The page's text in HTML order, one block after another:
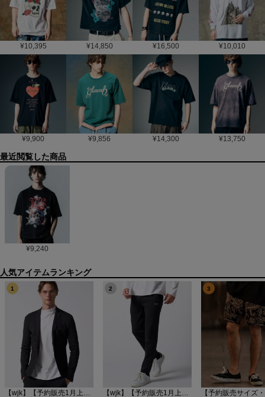
¥10,395 ¥14,850 ¥16,500 ¥10,010
¥9,900 ¥9,856 ¥14,300 ¥13,750
最近閲覧した商品
¥9,240
1
【wjk】【予約販売1月上旬～中旬入荷】function knit jacket(jacquard check) ニットジャケット(207 mw08j)
2
【wjk】【予約販売1月上旬～中旬入荷】function knit easy slacks(jacquard check) ニットイージーパンツ(504 mw08j)
3